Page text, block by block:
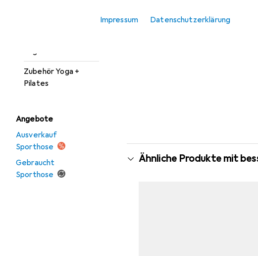
Impressum Datenschutzerklärung
Yogamatte
Zubehör Yoga +
Pilates
Angebote
Ausverkauf
Sporthose
Gebraucht
Sporthose
Ähnliche Produkte mit